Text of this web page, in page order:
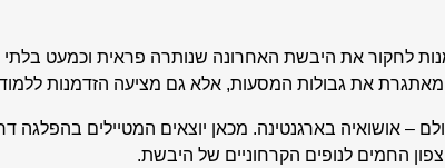
לחקור את היבשת האחרונה שנותרה פראית וכמעט
את גבולות המסעות, אלא גם מציעה הזדמנות ללמוד
– אושואיה בארגנטינה. מכאן יוצאים המטיילים בהפלגה
החמים לנופים הקרחוניים של היבשת.